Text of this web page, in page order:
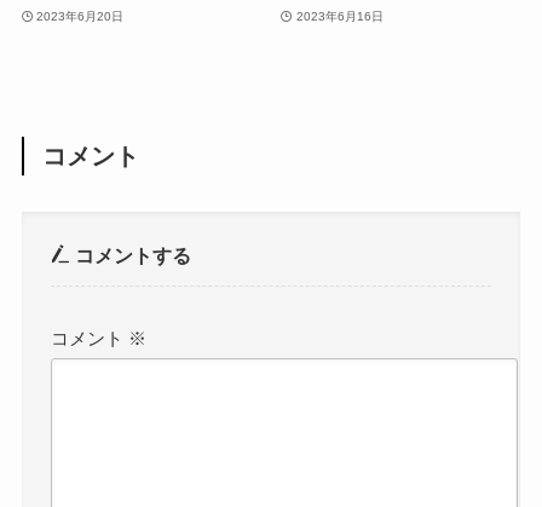
2023年6月20日 2023年6月16日
コメント
コメントする
コメント ※